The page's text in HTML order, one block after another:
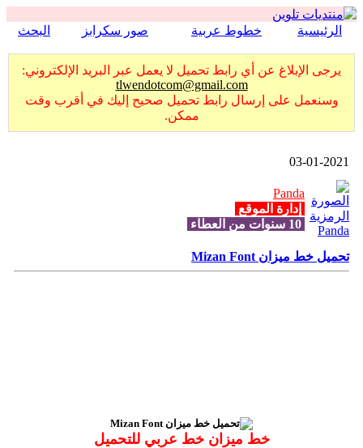
الرئيسية خطوط عربية صور سكرابز البحث
يرجى الإبلاغ عن أي رابط تحميل لا يعمل عبر البريد الإلكتروني:
tlwendotcom@gmail.com
وسنعمل على إرسال رابط تحميل صحيح إليك في أقرب وقت
ممكن.
03-01-2021
Panda
إدارة الموقع
تحميل خط ميزان Mizan Font
خط ميزان خط عربي للتحميل